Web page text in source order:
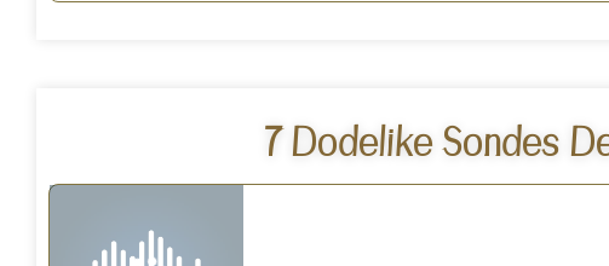
7 Dodelike Sondes